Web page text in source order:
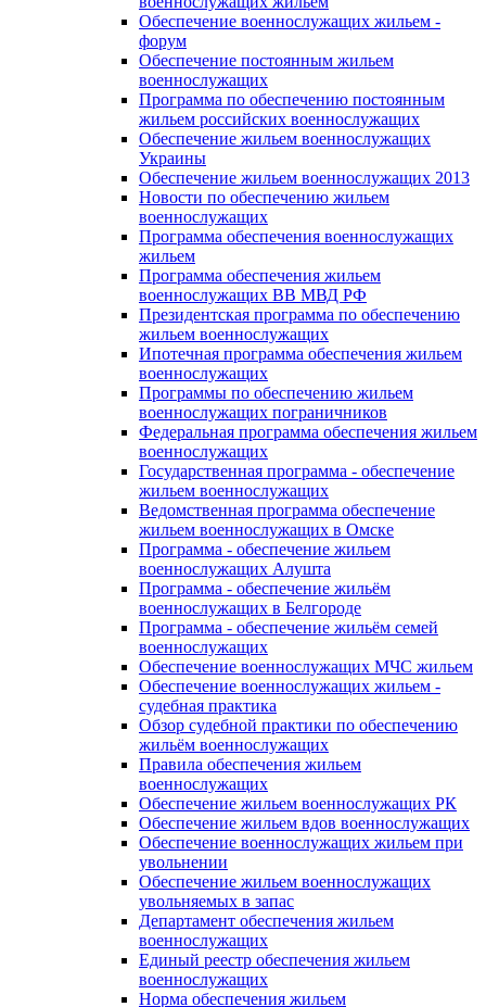
Обеспечение военнослужащих жильем -
форум
Обеспечение постоянным жильем
военнослужащих
Программа по обеспечению постоянным
жильем российских военнослужащих
Обеспечение жильем военнослужащих
Украины
Обеспечение жильем военнослужащих 2013
Новости по обеспечению жильем
военнослужащих
Программа обеспечения военнослужащих
жильем
Программа обеспечения жильем
военнослужащих ВВ МВД РФ
Президентская программа по обеспечению
жильем военнослужащих
Ипотечная программа обеспечения жильем
военнослужащих
Программы по обеспечению жильем
военнослужащих пограничников
Федеральная программа обеспечения жильем
военнослужащих
Государственная программа - обеспечение
жильем военнослужащих
Ведомственная программа обеспечение
жильем военнослужащих в Омске
Программа - обеспечение жильем
военнослужащих Алушта
Программа - обеспечение жильём
военнослужащих в Белгороде
Программа - обеспечение жильём семей
военнослужащих
Обеспечение военнослужащих МЧС жильем
Обеспечение военнослужащих жильем -
судебная практика
Обзор судебной практики по обеспечению
жильём военнослужащих
Правила обеспечения жильем
военнослужащих
Обеспечение жильем военнослужащих РК
Обеспечение жильем вдов военнослужащих
Обеспечение военнослужащих жильем при
увольнении
Обеспечение жильем военнослужащих
увольняемых в запас
Департамент обеспечения жильем
военнослужащих
Единый реестр обеспечения жильем
военнослужащих
Норма обеспечения жильем